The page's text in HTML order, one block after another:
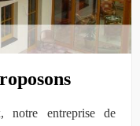
notre entreprise de